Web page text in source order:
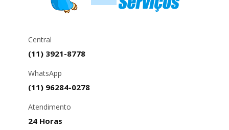
Central
(11) 3921-8778
WhatsApp
(11) 96284-0278
Atendimento
24 Horas